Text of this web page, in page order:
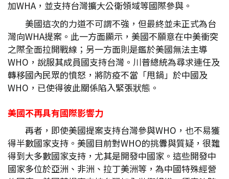
加WHA，並支持台灣擴大公衛領域等國際參與。
美國這次的力道不可謂不強，但最終並未正式為台
灣向WHA提案。此一方面顯示，美國不願意在中美衝突
之際全面拉開戰線；另一方面則是鑑於美國無法主導
WHO，說服其成員國支持台灣。川普總統為尋求連任及
轉移國內民眾的憤怒，將防疫不當「甩鍋」於中國及
WHO，已使得彼此關係陷入緊張狀態。
美國不再具有國際影響力
再者，即使美國提案支持台灣參與WHO，也不易獲
得半數國家支持。美國目前對WHO的挑釁與質疑，很難
得到大多數國家支持，尤其是開發中國家。這些開發中
國家多位於亞洲、非洲、拉丁美洲等，為中國特殊經營